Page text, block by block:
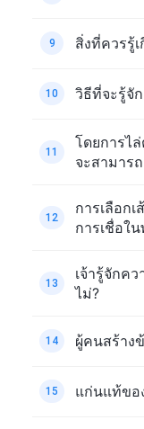
9 สิ่งที่ควรรู้
10 วิธีที่จะรู้จั
11
โดยการไ
จะสามาร
12
การเลือก
การเชื่อใน
13
เจ้ารู้จักค
ไม่?
14 ผู้คนสร้าง
15 แก่นแท้ขอ